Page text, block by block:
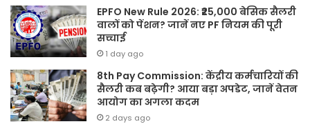
EPFO New Rule 2026: ₹25,000 बेसिक सैलरी
वालों को पेंशन? जानें नए PF नियम की पूरी
सच्चाई
1 day ago
8th Pay Commission: केंद्रीय कर्मचारियों की
सैलरी कब बढ़ेगी? आया बड़ा अपडेट, जानें वेतन
आयोग का अगला कदम
2 days ago